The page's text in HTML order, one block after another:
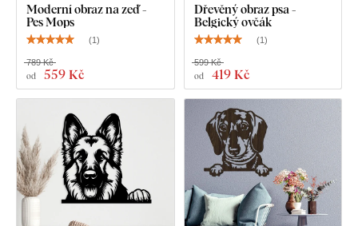
Na výběr máte z12 dekorů
s polomatným lakem, který
zvyšuje odolnost proti běžnému poškrábání.Tloušťka 3
Moderní obraz na zeď -
Pes Mops
(1 )
od 559 Kč
789 Kč
Dřevěný obraz psa -
Belgický ovčák
(1 )
od 419 Kč
599 Kč